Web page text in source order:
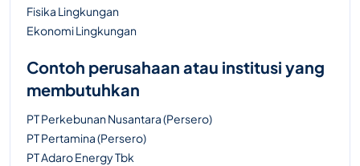
Fisika Lingkungan
Ekonomi Lingkungan
Contoh perusahaan atau institusi yang
membutuhkan
PT Perkebunan Nusantara (Persero)
PT Pertamina (Persero)
PT Adaro Energy Tbk